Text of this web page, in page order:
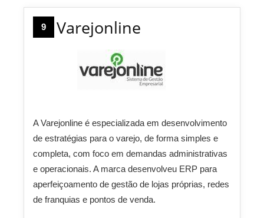
9 Varejonline
A Varejonline é especializada em desenvolvimento
de estratégias para o varejo, de forma simples e
completa, com foco em demandas administrativas
e operacionais. A marca desenvolveu ERP para
aperfeiçoamento de gestão de lojas próprias, redes
de franquias e pontos de venda.